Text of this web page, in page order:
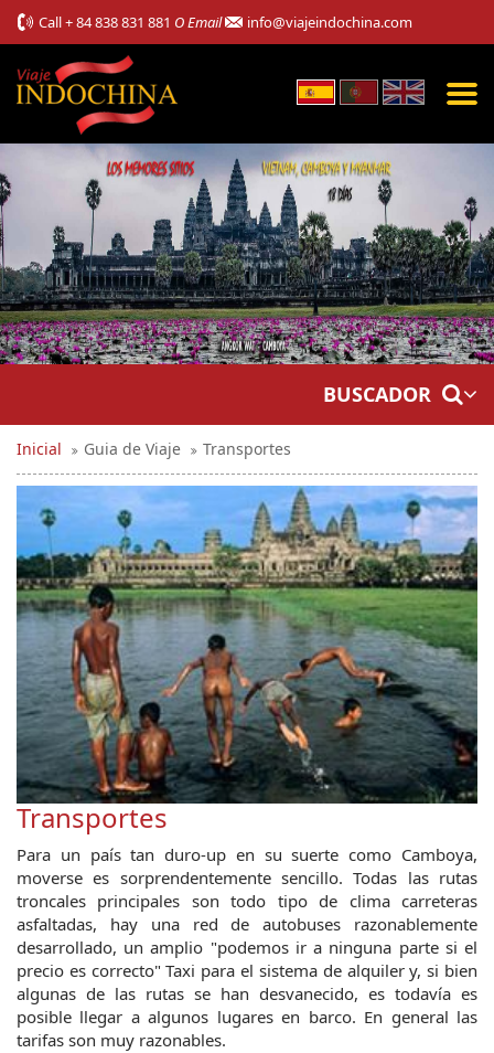
Call+ 84 838 831 881 O Email info@viajeindochina.com
BUSCADOR
Inicial Guia de Viaje Transportes
Transportes
Para un país tan duro-up en su suerte como Camboya,
moverse es sorprendentemente sencillo. Todas las rutas
troncales principales son todo tipo de clima carreteras
asfaltadas, hay una red de autobuses razonablemente
desarrollado, un amplio "podemos ir a ninguna parte si el
precio es correcto" Taxi para el sistema de alquiler y, si bien
algunas de las rutas se han desvanecido, es todavía es
posible llegar a algunos lugares en barco. En general las
tarifas son muy razonables.